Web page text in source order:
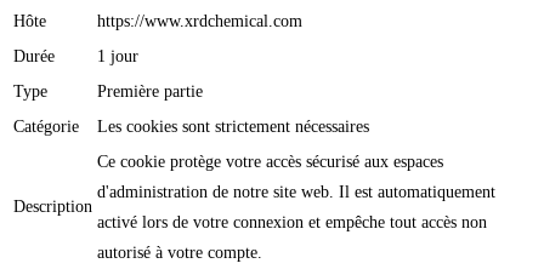
Hôte
https://www.xrdchemical.com
Durée
1 jour
Type
Première partie
Catégorie
Les cookies sont strictement nécessaires
Description
Ce cookie protège votre accès sécurisé aux espaces
d'administration de notre site web. Il est automatiquement
activé lors de votre connexion et empêche tout accès non
autorisé à votre compte.